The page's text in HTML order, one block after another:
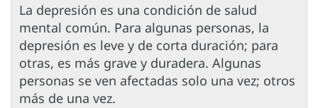
La depresión es una condición de salud
mental común. Para algunas personas, la
depresión es leve y de corta duración; para
otras, es más grave y duradera. Algunas
personas se ven afectadas solo una vez; otros
más de una vez.